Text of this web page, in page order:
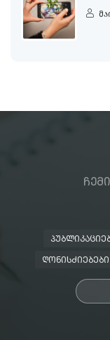
ᲦᲝᲜᲘᲡᲫᲘᲔᲑᲔᲑᲘ